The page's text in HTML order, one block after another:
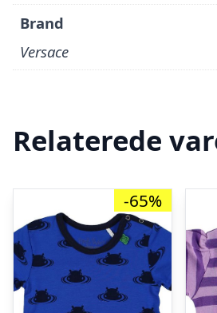
Brand
Versace
Relaterede
-65%